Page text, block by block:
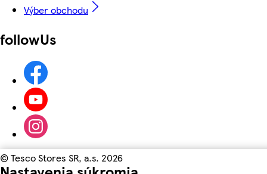
Výber obchodu
followUs
©Tesco Stores SR, a.s. 2026